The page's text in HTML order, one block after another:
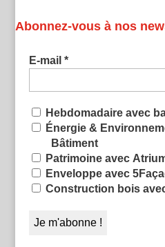
Abonnez-vous à nos
E-mail*
Hebdomadaire avec
Énergie &
Bâtiment
Patrimoine avec
Enveloppe avec
Construction bois